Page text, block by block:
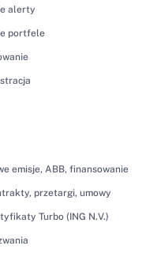
emisje, ABB, finansowanie
przetargi, umowy
Turbo (ING N.V.)
alerty
portfele